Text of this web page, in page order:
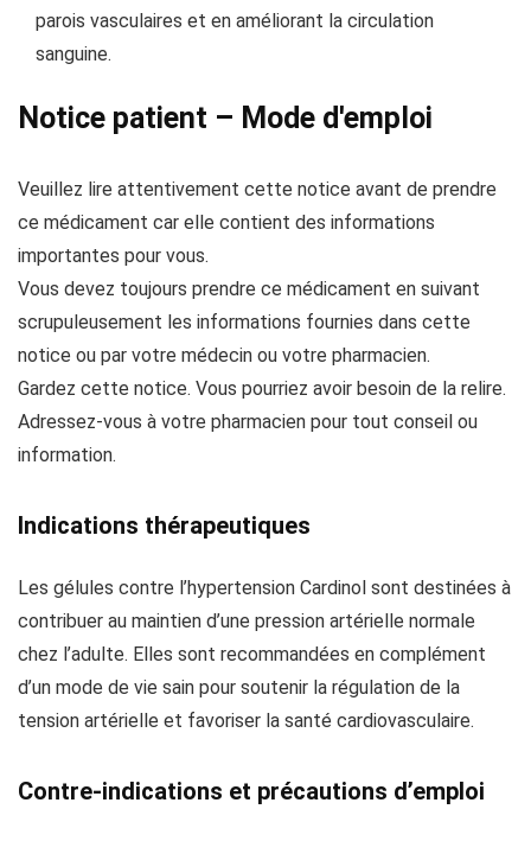
parois vasculaires et en améliorant la circulation
sanguine.
Notice patient – Mode d'emploi
Veuillez lire attentivement cette notice avant de prendre
ce médicament car elle contient des informations
importantes pour vous.
Vous devez toujours prendre ce médicament en suivant
scrupuleusement les informations fournies dans cette
notice ou par votre médecin ou votre pharmacien.
Gardez cette notice. Vous pourriez avoir besoin de la relire.
Adressez-vous à votre pharmacien pour tout conseil ou
information.
Indications thérapeutiques
Les gélules contre l’hypertension Cardinol sont destinées à
contribuer au maintien d’une pression artérielle normale
chez l’adulte. Elles sont recommandées en complément
d’un mode de vie sain pour soutenir la régulation de la
tension artérielle et favoriser la santé cardiovasculaire.
Contre-indications et précautions d’emploi